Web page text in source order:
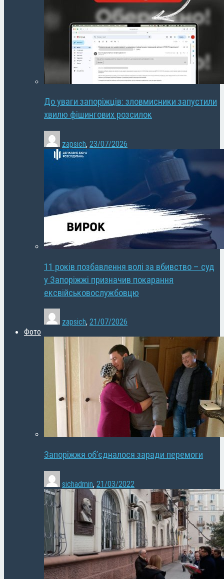
До уваги запоріжців: зловмисники запустили
хвилю фішингових розсилок
zapsich, 23/07/2026
11 років позбавлення волі за вбивство – суд
у Запоріжжі призначив покарання
ексвійськовослужбовцю
zapsich, 21/07/2026
Фото
Запоріжжя об’єдналося заради перемоги
sichadmin, 21/03/2022